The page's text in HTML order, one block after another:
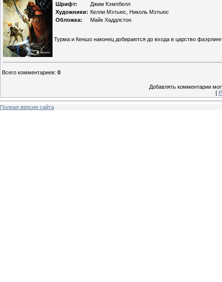
Шрифт:
Джим Кэмпбелл
Художники: Келли Мэтьюс, Николь Мэтьюс
Обложка:
Майк Хаддлстон
Турма и Кеншо наконец добираются до входа в царство
Всего комментариев: 0
Добавлять комментарии
[
Полная версия сайта